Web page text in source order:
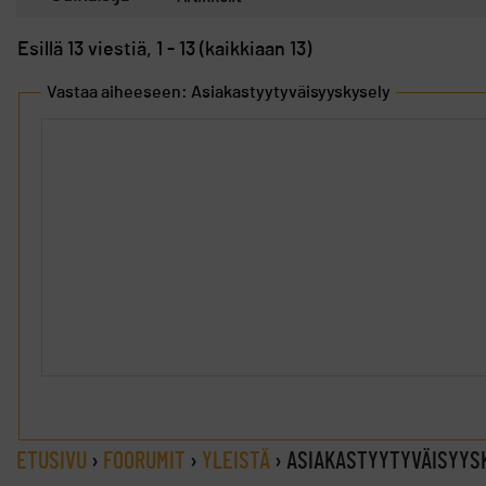
Esillä 13 viestiä, 1 - 13 (kaikkiaan 13)
Vastaa aiheeseen: Asiakastyytyväisyyskysely
ETUSIVU › FOORUMIT › YLEISTÄ ›